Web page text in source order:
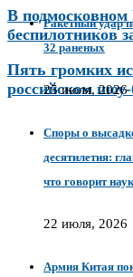
В подмосковном
беспилотников
Пять громких
российском шоу-
Ракетный удар
32 раненых
25 июля, 2026
Споры о
десятилетия:
что говорит
22 июля, 2026
Армия Китая